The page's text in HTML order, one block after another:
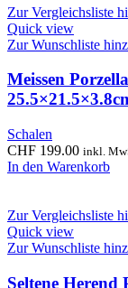
Zur Vergleichsliste
Quick view
Zur Wunschliste
Meissen
Schalen
CHF 199.00 inkl.
In den Warenkorb
Zur Vergleichsliste
Quick view
Zur Wunschliste
Seltene Herend